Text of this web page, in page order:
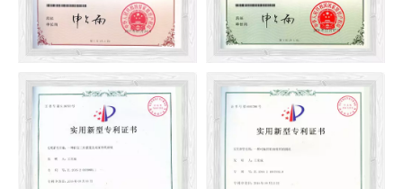
Một cấu trúc lắp đặt hình
tam giác của máy đan tròn
Ghế hỗ trợ di động của thiết